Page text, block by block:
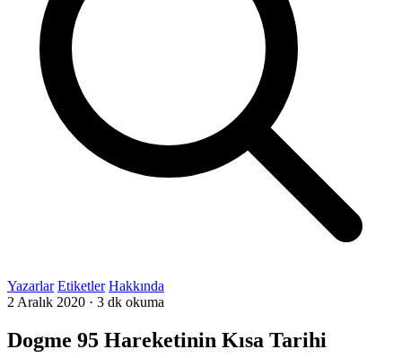
Yazarlar Etiketler Hakkında
2 Aralık 2020 · 3 dk okuma
Dogme 95 Hareketinin Kısa Tarihi